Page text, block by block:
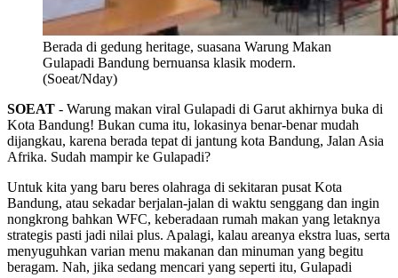
Berada di gedung heritage, suasana Warung Makan
Gulapadi Bandung bernuansa klasik modern.
(Soeat/Nday)
SOEAT - Warung makan viral Gulapadi di Garut akhirnya buka di
Kota Bandung! Bukan cuma itu, lokasinya benar-benar mudah
dijangkau, karena berada tepat di jantung kota Bandung, Jalan Asia
Afrika. Sudah mampir ke Gulapadi?
Untuk kita yang baru beres olahraga di sekitaran pusat Kota
Bandung, atau sekadar berjalan-jalan di waktu senggang dan ingin
nongkrong bahkan WFC, keberadaan rumah makan yang letaknya
strategis pasti jadi nilai plus. Apalagi, kalau areanya ekstra luas, serta
menyuguhkan varian menu makanan dan minuman yang begitu
beragam. Nah, jika sedang mencari yang seperti itu, Gulapadi